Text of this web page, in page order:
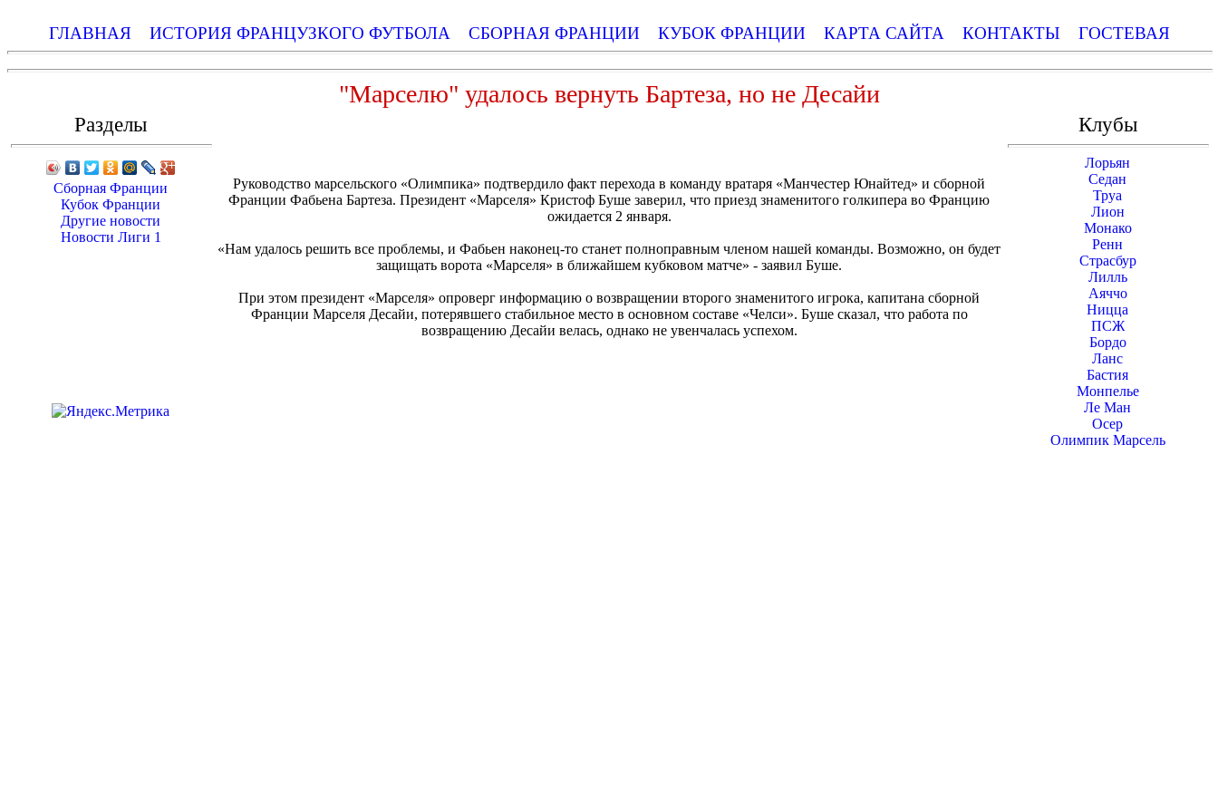
ГЛАВНАЯ ИСТОРИЯ ФРАНЦУЗКОГО ФУТБОЛА СБОРНАЯ ФРАНЦИИ КУБОК ФРАНЦИИ КАРТА САЙТА КОНТАКТЫ ГОСТЕВАЯ
"Марселю" удалось вернуть Бартеза, но не Десайи
Разделы
Сборная Франции
Кубок Франции
Другие новости
Новости Лиги 1
Руководство марсельского «Олимпика» подтвердило факт перехода в команду вратаря «Манчестер Юнайтед» и сборной
Франции Фабьена Бартеза. Президент «Марселя» Кристоф Буше заверил, что приезд знаменитого голкипера во Францию
ожидается 2 января.
«Нам удалось решить все проблемы, и Фабьен наконец-то станет полноправным членом нашей команды. Возможно, он будет
защищать ворота «Марселя» в ближайшем кубковом матче» - заявил Буше.
При этом президент «Марселя» опроверг информацию о возвращении второго знаменитого игрока, капитана сборной
Франции Марселя Десайи, потерявшего стабильное место в основном составе «Челси». Буше сказал, что работа по
возвращению Десайи велась, однако не увенчалась успехом.
Клубы
Лорьян
Седан
Труа
Лион
Монако
Ренн
Страсбур
Лилль
Аяччо
Ницца
ПСЖ
Бордо
Ланс
Бастия
Монпелье
Ле Ман
Осер
Олимпик Марсель